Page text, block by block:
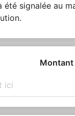
été signalée au